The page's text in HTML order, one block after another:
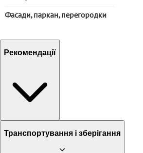
Фасади, паркан, перегородки
Рекомендації
Транспортування і зберігання